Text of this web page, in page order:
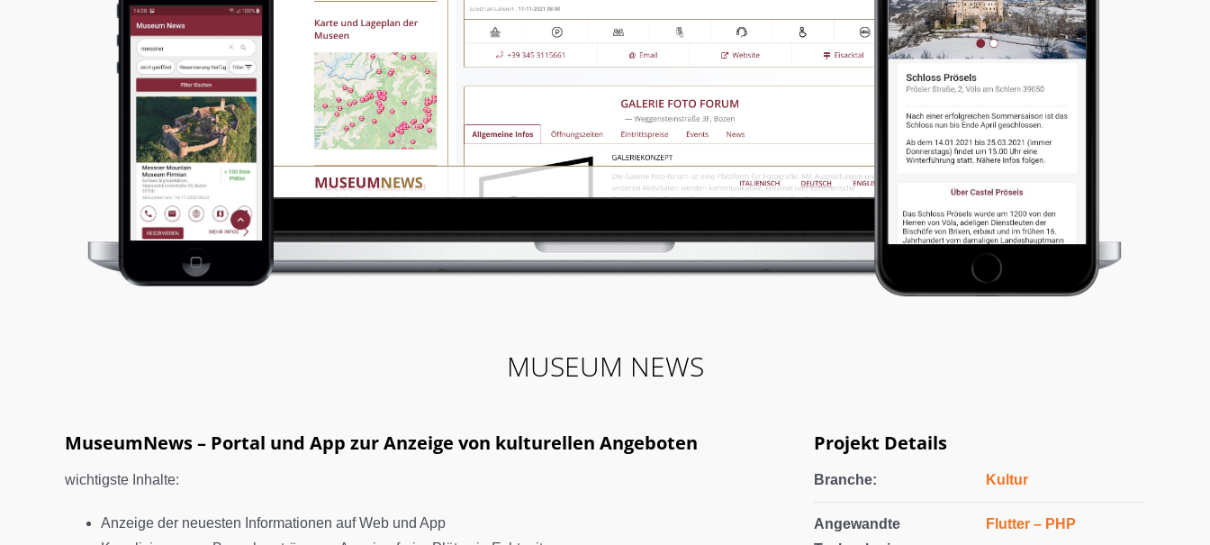
MUSEUM NEWS
MuseumNews – Portal und App zur Anzeige von kulturellen Angeboten
wichtigste Inhalte:
Anzeige der neuesten Informationen auf Web und App
Projekt Details
Branche: Kultur
Angewandte
Flutter – PHP